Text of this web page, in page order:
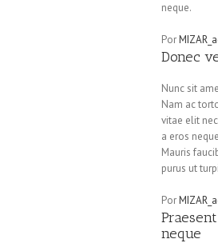
neque.
Por
Donec
Nunc sit
Nam ac
vitae elit
a eros
Mauris
purus ut
Por
neque